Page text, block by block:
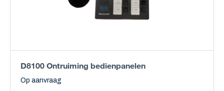
D8100 Ontruiming bedienpanelen
Op aanvraag